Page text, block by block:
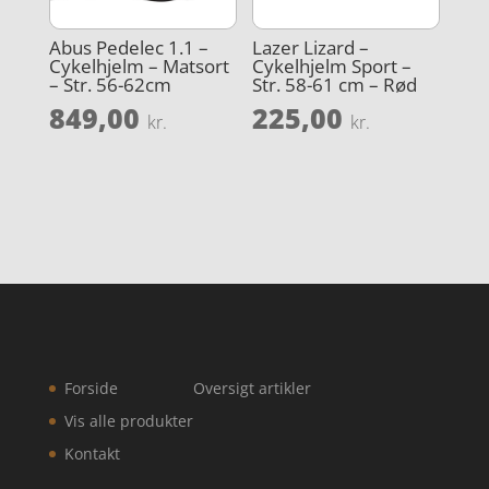
Abus Pedelec 1.1 –
Cykelhjelm – Matsort
– Str. 56-62cm
849,00 kr.
Lazer Lizard –
Cykelhjelm Sport –
Str. 58-61 cm – Rød
225,00 kr.
Forside
Vis alle produkter
Kontakt
Oversigt artikler